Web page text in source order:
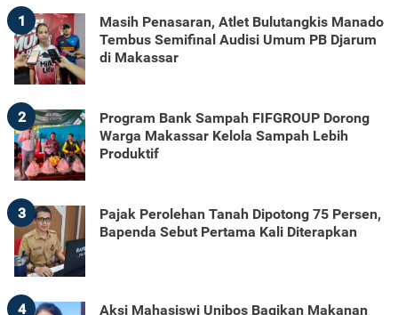
1
Masih Penasaran, Atlet Bulutangkis Manado
Tembus Semifinal Audisi Umum PB Djarum
di Makassar
2
Program Bank Sampah FIFGROUP Dorong
Warga Makassar Kelola Sampah Lebih
Produktif
3
Pajak Perolehan Tanah Dipotong 75 Persen,
Bapenda Sebut Pertama Kali Diterapkan
4
Aksi Mahasiswi Unibos Bagikan Makanan